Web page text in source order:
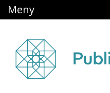
Main navigation
Meny